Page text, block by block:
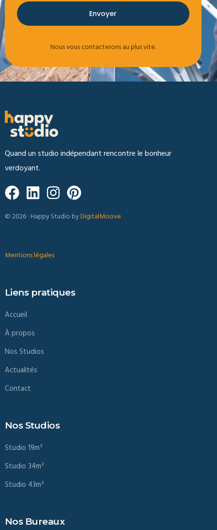
Envoyer
Nous vous contacterons au plus vite.
Quand un studio indépendant rencontre le bonheur
verdoyant.
© 2026 · Happy Studio byDigitalMoove
Mentions légales
Liens pratiques
Accueil
À propos
Nos Studios
Actualités
Contact
Nos Studios
Studio 19m²
Studio 34m²
Studio 43m²
Nos Bureaux